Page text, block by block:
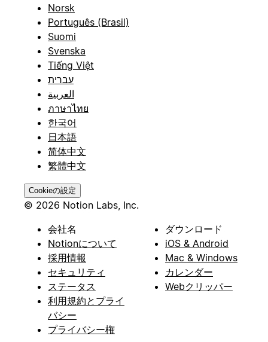
Norsk
Português (Brasil)
Suomi
Svenska
Tiếng Việt
עברית
العربية
ภาษาไทย
한국어
日本語
简体中文
繁體中文
Cookieの設定
© 2026 Notion Labs, Inc.
会社名
Notionについて
採用情報
セキュリティ
ステータス
利用規約とプライ
バシー
プライバシー権
ダウンロード
iOS & Android
Mac & Windows
カレンダー
Webクリッパー